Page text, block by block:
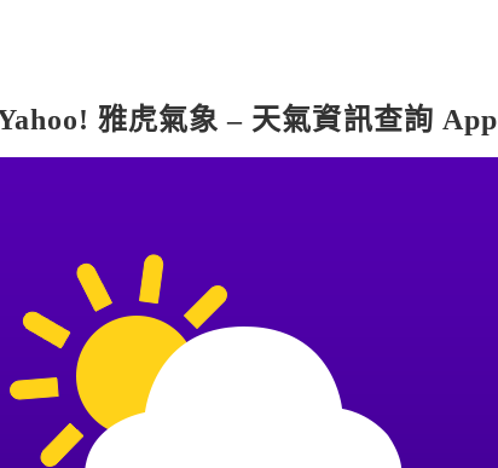
雅虎氣象 – 天氣資訊查詢 App